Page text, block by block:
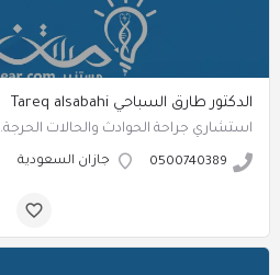
الدكتور طارق السباحي Tareq alsabahi
استشاري جراحة الحوادث والحالات الحرجة.
0500740389 جازان السعودية